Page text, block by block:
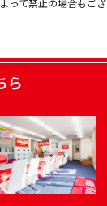
って禁止の場合もござ
ら